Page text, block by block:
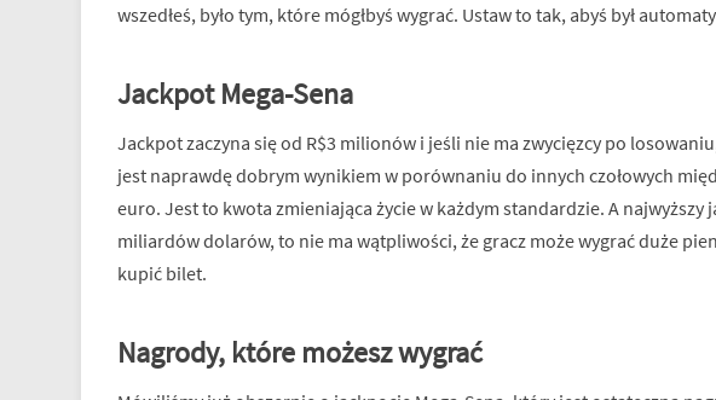
wszedłeś, było tym, które mógłbyś wygrać. Ustaw to tak, abyś był
Jackpot Mega-Sena
Jackpot zaczyna się od R$3 milionów i jeśli nie ma zwycięzcy po
jest naprawdę dobrym wynikiem w porównaniu do innych czołowych
euro. Jest to kwota zmieniająca życie w każdym standardzie. A
miliardów dolarów, to nie ma wątpliwości, że gracz może wygrać duże
kupić bilet.
Nagrody, które możesz wygrać